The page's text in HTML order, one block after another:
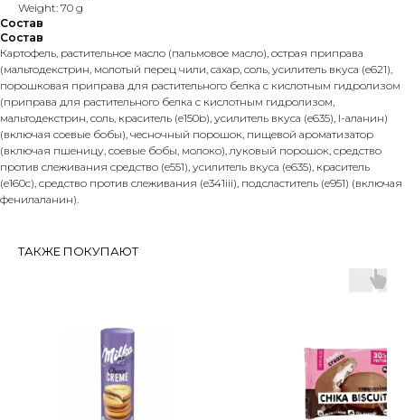
Weight: 70 g
Состав
Состав
Картофель, растительное масло (пальмовое масло), острая приправа
(мальтодекстрин, молотый перец чили, сахар, соль, усилитель вкуса (e621),
порошковая приправа для растительного белка с кислотным гидролизом
(приправа для растительного белка с кислотным гидролизом,
мальтодекстрин, соль, краситель (e150b), усилитель вкуса (e635), l-аланин)
(включая соевые бобы), чесночный порошок, пищевой ароматизатор
(включая пшеницу, соевые бобы, молоко), луковый порошок, средство
против слеживания средство (e551), усилитель вкуса (e635), краситель
(e160c), средство против слеживания (e341iii), подсластитель (e951) (включая
фенилаланин).
ТАКЖЕ ПОКУПАЮТ